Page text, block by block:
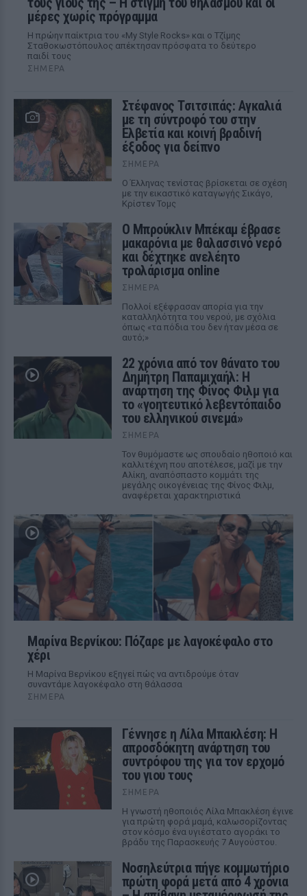
μέρες χωρίς πρόγραμμα
Η πρώην παίκτρια του «My Style Rocks» και ο Τζίμης
Σταθοκωστόπουλος απέκτησαν πρόσφατα το δεύτερο
παιδί τους
ΣΉΜΕΡΑ
Στέφανος Τσιτσιπάς: Αγκαλιά
με τη σύντροφό του στην
Ελβετία και κοινή βραδινή
έξοδος για δείπνο
ΣΉΜΕΡΑ
Ο Έλληνας τενίστας βρίσκεται σε σχέση
με την εικαστικό καταγωγής Σικάγο,
Κρίστεν Τομς
Ο Μπρούκλιν Μπέκαμ έβρασε
μακαρόνια με θαλασσινό νερό
και δέχτηκε ανελέητο
τρολάρισμα online
ΣΉΜΕΡΑ
Πολλοί εξέφρασαν απορία για την
καταλληλότητα του νερού, με σχόλια
όπως «τα πόδια του δεν ήταν μέσα σε
αυτό;»
22 χρόνια από τον θάνατο του
Δημήτρη Παπαμιχαήλ: Η
ανάρτηση της Φίνος Φιλμ για
το «γοητευτικό λεβεντόπαιδο
του ελληνικού σινεμά»
ΣΉΜΕΡΑ
Τον θυμόμαστε ως σπουδαίο ηθοποιό και
καλλιτέχνη που αποτέλεσε, μαζί με την
Αλίκη, αναπόσπαστο κομμάτι της
μεγάλης οικογένειας της Φίνος Φιλμ,
αναφέρεται χαρακτηριστικά
Μαρίνα Βερνίκου: Πόζαρε με λαγοκέφαλο στο
χέρι
Η Μαρίνα Βερνίκου εξηγεί πώς να αντιδρούμε όταν
συναντάμε λαγοκέφαλο στη θάλασσα
ΣΉΜΕΡΑ
Γέννησε η Λίλα Μπακλέση: Η
απροσδόκητη ανάρτηση του
συντρόφου της για τον ερχομό
του γιου τους
ΣΉΜΕΡΑ
Η γνωστή ηθοποιός Λίλα Μπακλέση έγινε
για πρώτη φορά μαμά, καλωσορίζοντας
στον κόσμο ένα υγιέστατο αγοράκι το
βράδυ της Παρασκευής 7 Αυγούστου.
Νοσηλεύτρια πήγε κομμωτήριο
πρώτη φορά μετά από 4 χρόνια